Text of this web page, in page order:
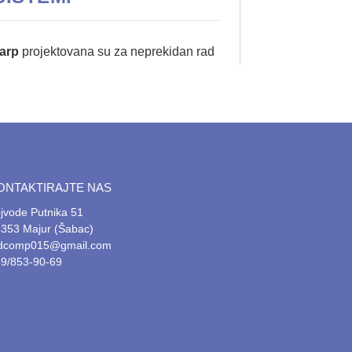
projektovana su za neprekidan rad
i napredne sisteme za
za brzu obradu video materijala
je ključno za dugovečnost panela.
ažuriranje sadržaja, čime se
NAS
Putnika 51
Majur (Šabac)
853-90-69